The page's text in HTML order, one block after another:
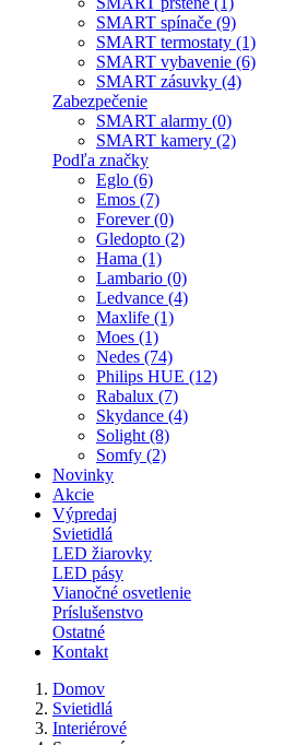
SMART spínače (9)
SMART termostaty (1)
SMART vybavenie (6)
SMART zásuvky (4)
Zabezpečenie
SMART alarmy (0)
SMART kamery (2)
Podľa značky
Eglo (6)
Emos (7)
Forever (0)
Gledopto (2)
Hama (1)
Lambario (0)
Ledvance (4)
Maxlife (1)
Moes (1)
Nedes (74)
Philips HUE (12)
Rabalux (7)
Skydance (4)
Solight (8)
Somfy (2)
Novinky
Akcie
Výpredaj
Svietidlá
LED žiarovky
LED pásy
Vianočné osvetlenie
Príslušenstvo
Ostatné
Kontakt
Domov
Svietidlá
Interiérové